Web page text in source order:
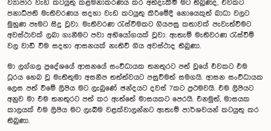
ව්‍යාපාර වැඩ කටයුතු කළමනාකරණය කර අත්දැකීම් මට තිබුණද, එවකට
ජනාධිපති මැතිවරණය සදහා වැඩ කටයුතු කිරීමේදී නොයෙකුත් බාධා වලට
මුහුණ පෑමට සිදු වූවා. මැතිවරණ රැස්වීමකට ගියපසු කතාවක් පැවැත්වීමට
අවස්ථාවක් ලබා ගැනීමට පවා අභියෝගයක් වූවා. ඇතැම් මැතිවරණ රැස්වීම්
වල වාඩි වීම සදහා ආසනයක් නැතිවී ගිය අවස්ථාද තිබුණා.
මා ලග්ගල ප්‍රදේශයේ ආසන‍යේ සංවිධායක තනතුරට පත් වූයේ එවකට එම
ධූරය හෙබ වූ මැතිතුමා අසනීප තත්ත්වයට පසුවීමත් සමගයි. ආසන‍ සංවිධායක
ලෙස පත් වීමේ ලිපිය මට ලැබුණේ ඡන්දයට දවස් 7කට ප්‍රථමවයි. එම ලිපියට
අනුව මා එම තනතුරට පත් කර ඇත්තේ මාසයකට පෙරයි. එනමුත්, මාසයක
කාලයක් එම ලිපිය මට ලැබීම වළක්වාලන්නට ඇතැම් පාර්ශවයන් කටයුතු කර
තිබුණා.